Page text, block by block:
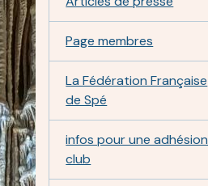
Page membres
La Fédération Française
de Spé
infos pour une adhésion
club